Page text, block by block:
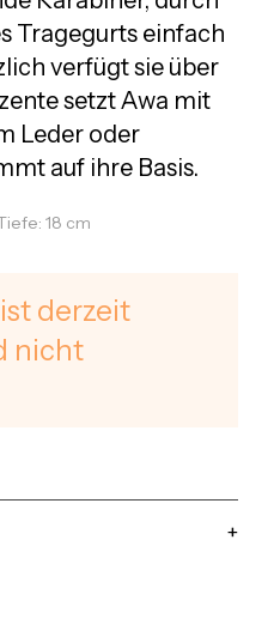
Tragegurts einfach
verfügt sie über
setzt Awa mit
Leder oder
auf ihre Basis.
18 cm
derzeit
nicht